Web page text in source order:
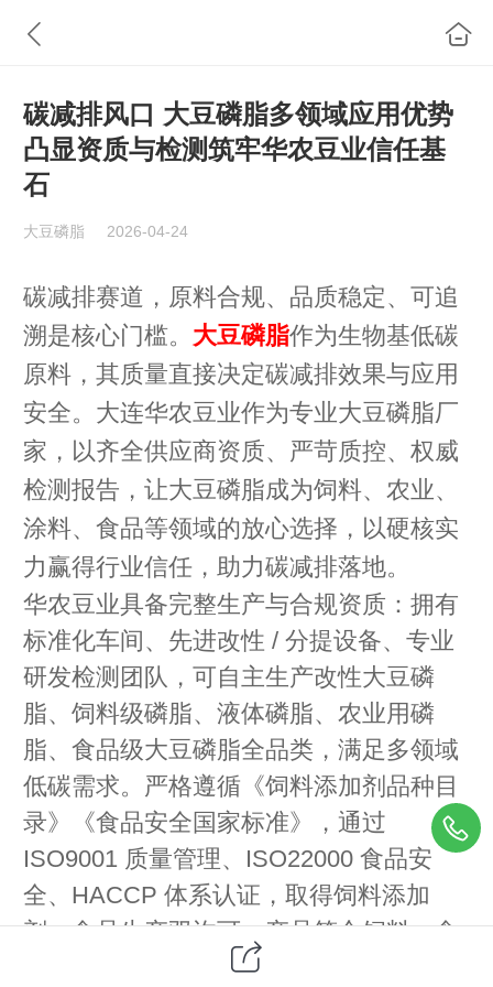
碳减排风口 大豆磷脂多领域应用优势
凸显资质与检测筑牢华农豆业信任基
石
大豆磷脂 2026-04-24
碳减排赛道，原料合规、品质稳定、可追
溯是核心门槛。 大豆磷脂作为生物基低碳
原料，其质量直接决定碳减排效果与应用
安全。大连华农豆业作为专业大豆磷脂厂
家，以齐全供应商资质、严苛质控、权威
检测报告，让大豆磷脂成为饲料、农业、
涂料、食品等领域的放心选择，以硬核实
力赢得行业信任，助力碳减排落地。
华农豆业具备完整生产与合规资质：拥有
标准化车间、先进改性 / 分提设备、专业
研发检测团队，可自主生产改性大豆磷
脂、饲料级磷脂、液体磷脂、农业用磷
脂、食品级大豆磷脂全品类，满足多领域
低碳需求。严格遵循《饲料添加剂品种目
录》《食品安全国家标准》，通过
ISO9001 质量管理、ISO22000 食品安
全、HACCP 体系认证，取得饲料添加
剂、食品生产双许可，产品符合饲料、食
品、工业级安全标准，从源头保障低碳应